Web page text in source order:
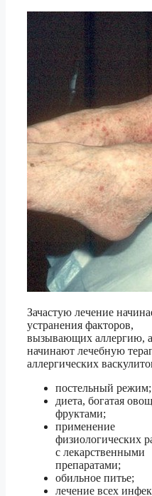
Зачастую лечение
устранения факторов,
вызывающих аллергию,
начинают лечебную
аллергических
постельный режим;
диета, богатая
фруктами;
применение
физиологических
с лекарственными
препаратами;
обильное питье;
лечение всех